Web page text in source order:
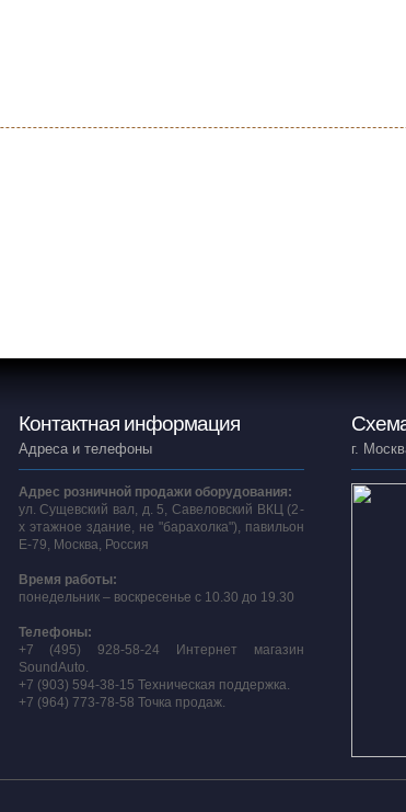
Контактная информация
Адреса и телефоны
Адрес розничной продажи оборудования:
ул. Сущевский вал, д. 5, Савеловский ВКЦ (2-
х этажное здание, не "барахолка"), павильон
E-79, Москва, Россия
Время работы:
понедельник – воскресенье с 10.30 до 19.30
Телефоны:
+7 (495) 928-58-24 Интернет магазин
SoundAuto.
+7 (903) 594-38-15 Техническая поддержка.
+7 (964) 773-78-58 Точка продаж.
г.